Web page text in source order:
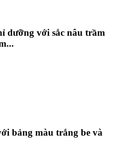
dưỡng với sắc nâu trầm
bảng màu trắng be và